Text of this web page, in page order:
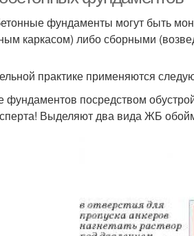
фундаменты могут быть
каркасом) либо сборными
практике применяются
фундаментов посредством
Выделяют два вида ЖБ